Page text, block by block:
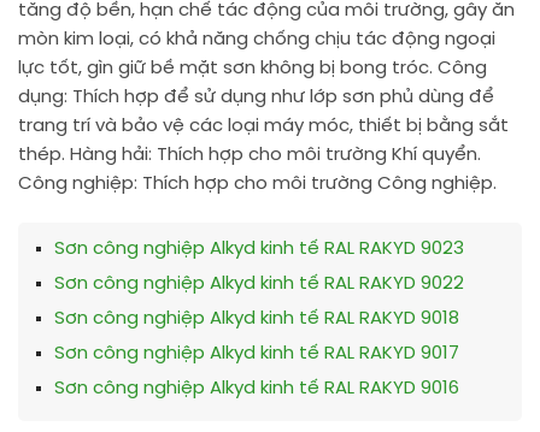
tăng độ bền, hạn chế tác động của môi trường, gây ăn
mòn kim loại, có khả năng chống chịu tác động ngoại
lực tốt, gìn giữ bề mặt sơn không bị bong tróc. Công
dụng: Thích hợp để sử dụng như lớp sơn phủ dùng để
trang trí và bảo vệ các loại máy móc, thiết bị bằng sắt
thép. Hàng hải: Thích hợp cho môi trường Khí quyển.
Công nghiệp: Thích hợp cho môi trường Công nghiệp.
Sơn công nghiệp Alkyd kinh tế RAL RAKYD 9023
Sơn công nghiệp Alkyd kinh tế RAL RAKYD 9022
Sơn công nghiệp Alkyd kinh tế RAL RAKYD 9018
Sơn công nghiệp Alkyd kinh tế RAL RAKYD 9017
Sơn công nghiệp Alkyd kinh tế RAL RAKYD 9016